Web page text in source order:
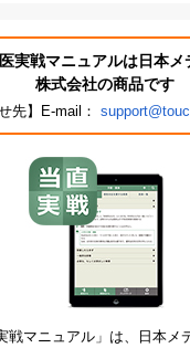
実戦マニュアルは日本メ
株式会社の商品です
先】E-mail：
戦マニュアル」は、日本メ